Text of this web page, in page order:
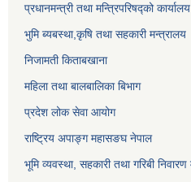
प्रधानमन्त्री तथा मन्त्रिपरिषद्को कार्यालय
भुमि ब्यबस्था,कृषि तथा सहकारी मन्त्रालय
निजामती किताबखाना
महिला तथा बालबालिका बिभाग
प्रदेश लोक सेवा आयोग
राष्ट्रिय अपाङ्ग महासङघ नेपाल
भूमि व्यवस्था, सहकारी तथा गरिबी